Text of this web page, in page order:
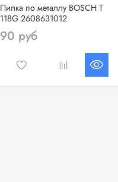
Пилка по металлу BOSCH Т
118G 2608631012
90 руб